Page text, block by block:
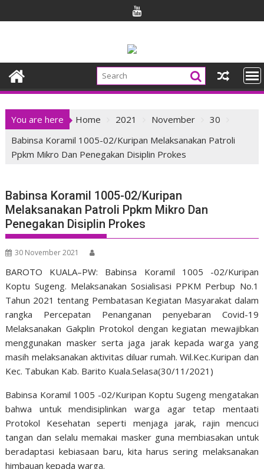
to
You are here Home 2021 November
30
Babinsa Koramil 1005-02/Kuripan Melaksanakan Patroli
Ppkm Mikro Dan Penegakan Disiplin Prokes
Babinsa Koramil 1005-02/Kuripan
Melaksanakan Patroli Ppkm Mikro Dan
Penegakan Disiplin Prokes
30 November 2021
BAROTO KUALA–PW: Babinsa Koramil 1005 -02/Kuripan
Koptu Sugeng. Melaksanakan Sosialisasi PPKM Perbup No.1
Tahun 2021 tentang Pembatasan Kegiatan Masyarakat dalam
rangka Percepatan Penanganan penyebaran Covid-19
Melaksanakan Gakplin Protokol dengan kegiatan mewajibkan
menggunakan masker serta jaga jarak kepada warga yang
masih melaksanakan aktivitas diluar rumah. Wil.Kec.Kuripan dan
Kec. Tabukan Kab. Barito Kuala.Selasa(30/11/2021)
Babinsa Koramil 1005 -02/Kuripan Koptu Sugeng mengatakan
bahwa untuk mendisiplinkan warga agar tetap mentaati
Protokol Kesehatan seperti menjaga jarak, rajin mencuci
tangan dan selalu memakai masker guna membiasakan untuk
beradaptasi kebiasaan baru, kita harus sering melaksanakan
himbauan kepada warga.